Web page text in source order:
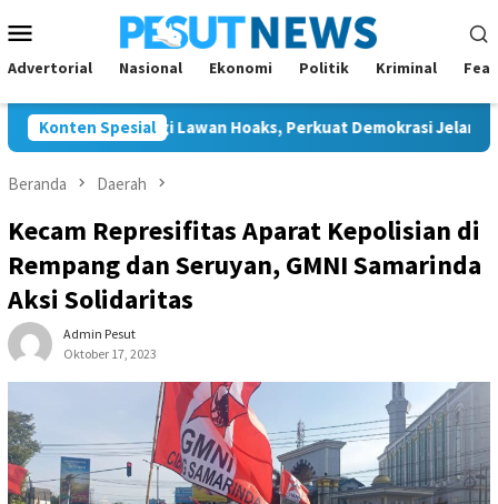
ke
kontenMobile
Advertorial Nasional Ekonomi Politik Kriminal
Konten Spesial
Bersinergi Lawan Hoaks, Perkuat Demokrasi Jelang Pemilu
Beranda Daerah
Kecam Represifitas Aparat Kepolisian di
Rempang dan Seruyan, GMNI Samarinda
Aksi Solidaritas
Admin Pesut
Oktober 17, 2023